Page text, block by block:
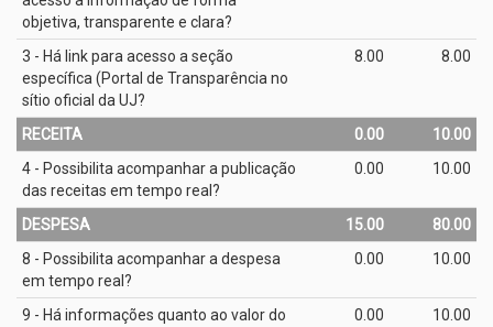
objetiva, transparente e clara?
3 - Há link para acesso a seção
específica (Portal de Transparência no
sítio oficial da UJ?
8.00 8.00
RECEITA 0.00
10.00
4 - Possibilita acompanhar a publicação
das receitas em tempo real?
0.00 10.00
DESPESA 15.00
80.00
8 - Possibilita acompanhar a despesa
em tempo real?
0.00 10.00
9 - Há informações quanto ao valor do
0.00 10.00